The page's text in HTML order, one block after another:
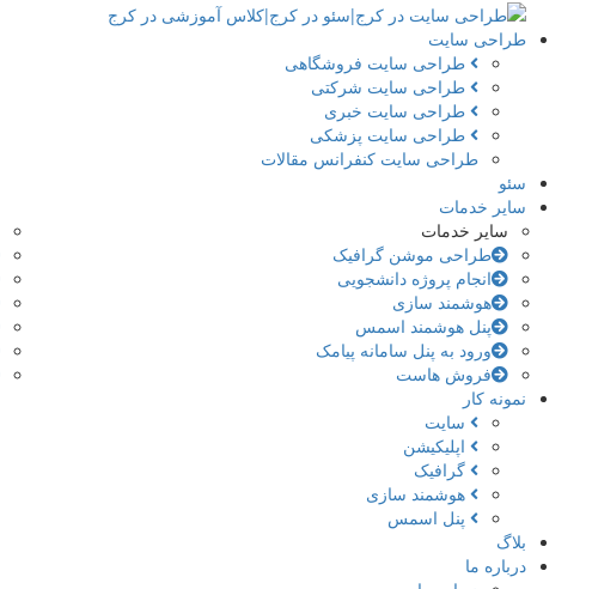
طراحی سایت
طراحی سایت فروشگاهی
طراحی سایت شرکتی
طراحی سایت خبری
طراحی سایت پزشکی
طراحی سایت کنفرانس مقالات
سئو
سایر خدمات
سایر خدمات
طراحی موشن گرافیک
انجام پروژه دانشجویی
هوشمند سازی
پنل هوشمند اسمس
ورود به پنل سامانه پیامک
فروش هاست
نمونه کار
سایت
اپلیکیشن
گرافیک
هوشمند سازی
پنل اسمس
بلاگ
درباره ما